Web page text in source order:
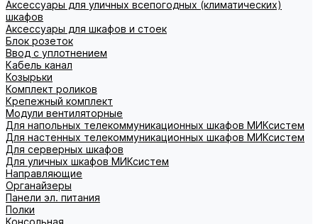
Аксессуары для уличных всепогодных (климатических)
шкафов
Аксессуары для шкафов и стоек
Блок розеток
Ввод с уплотнением
Кабель канал
Козырьки
Комплект роликов
Крепежный комплект
Модули вентиляторные
Для напольных телекоммуникационных шкафов МИКсистем
Для настенных телекоммуникационных шкафов МИКсистем
Для серверных шкафов
Для уличных шкафов МИКсистем
Направляющие
Органайзеры
Панели эл. питания
Полки
Консольная